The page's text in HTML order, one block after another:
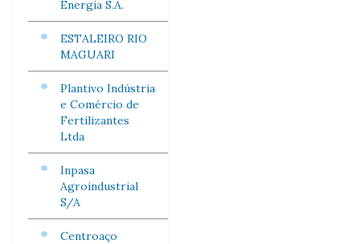
Energia S.A.
ESTALEIRO RIO
MAGUARI
Plantivo Indústria
e Comércio de
Fertilizantes
Ltda
Inpasa
Agroindustrial
S/A
Centroaço